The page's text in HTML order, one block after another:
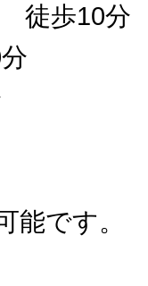
徒歩10分
能です。